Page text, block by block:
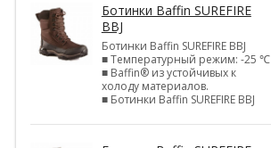
Ботинки Baffin SUREFIRE
BBJ
Ботинки Baffin SUREFIRE BBJ
■ Температурный режим: -25 ℃
■ Baffin® из устойчивых к
холоду материалов.
■ Ботинки Baffin SUREFIRE BBJ